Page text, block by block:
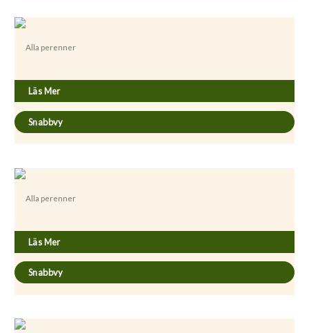
Alla perenner
Läs Mer
Snabbvy
Alla perenner
Läs Mer
Snabbvy